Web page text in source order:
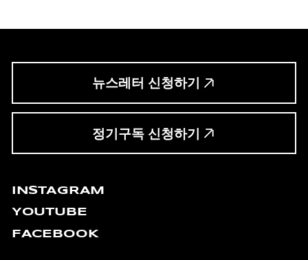
뉴스레터 신청하기
정기구독 신청하기
INSTAGRAM
YOUTUBE
FACEBOOK